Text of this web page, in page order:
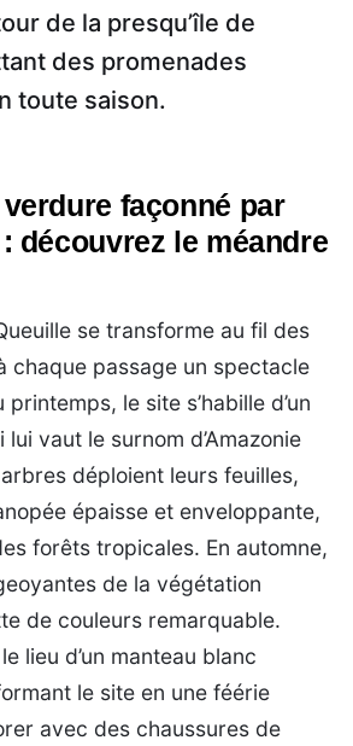
de la presqu’île de
des promenades
toute saison.
façonné par
découvrez le méandre
se transforme au fil des
chaque passage un spectacle
le site s’habille d’un
vaut le surnom d’Amazonie
arbres déploient leurs feuilles,
épaisse et enveloppante,
forêts tropicales. En automne,
de la végétation
de couleurs remarquable.
lieu d’un manteau blanc
le site en une féérie
avec des chaussures de